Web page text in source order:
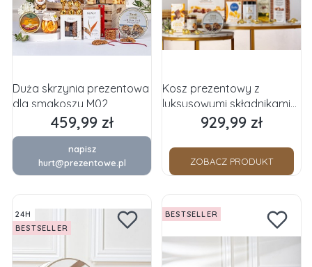
Duża skrzynia prezentowa
dla smakoszy M02
Cena
459,99 zł
napisz
hurt@prezentowe.pl
Kosz prezentowy z
luksusowymi składnikami
Cena
929,99 zł
ZOBACZ PRODUKT
24H
BESTSELLER
BESTSELLER